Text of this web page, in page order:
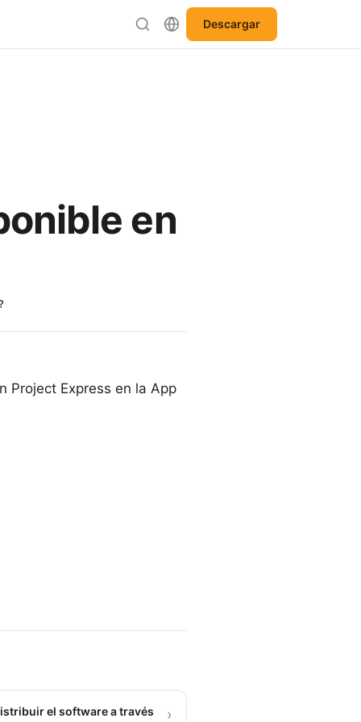
Descargar
en
Project Express en la App
el software a través
›